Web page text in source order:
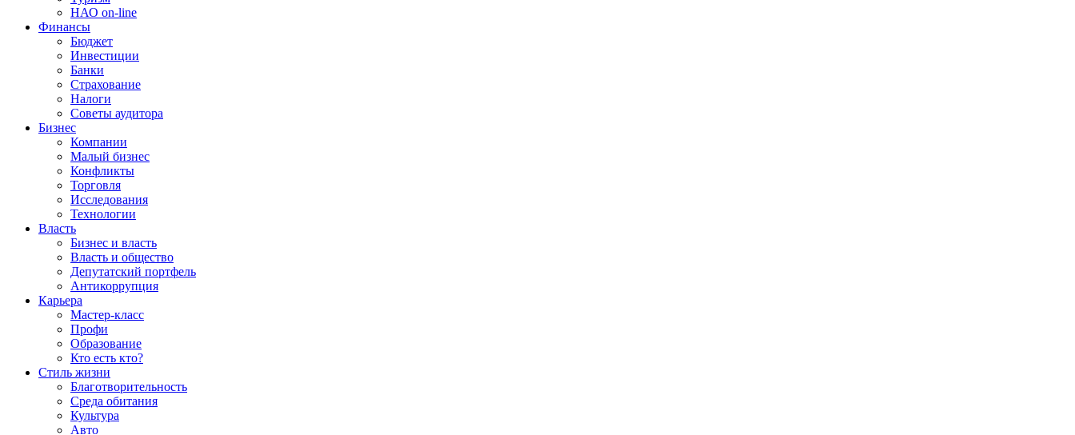
НАО on-line
Финансы
Бюджет
Инвестиции
Банки
Страхование
Налоги
Советы аудитора
Бизнес
Компании
Малый бизнес
Конфликты
Торговля
Исследования
Технологии
Власть
Бизнес и власть
Власть и общество
Депутатский портфель
Антикоррупция
Карьера
Мастер-класс
Профи
Образование
Кто есть кто?
Стиль жизни
Благотворительность
Среда обитания
Культура
Авто